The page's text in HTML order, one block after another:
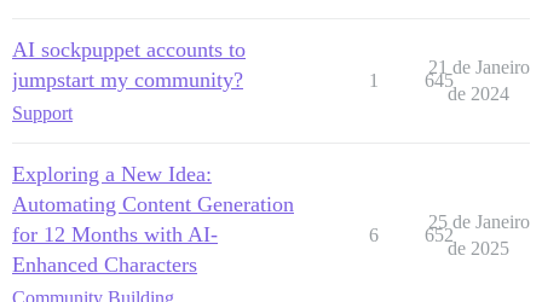
AI sockpuppet accounts to
jumpstart my community?
Support
1 645
21 de Janeiro
de 2024
Exploring a New Idea:
Automating Content Generation
for 12 Months with AI-
Enhanced Characters
Community Building
6 652
25 de Janeiro
de 2025